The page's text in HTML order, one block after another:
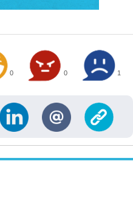
0 0 1